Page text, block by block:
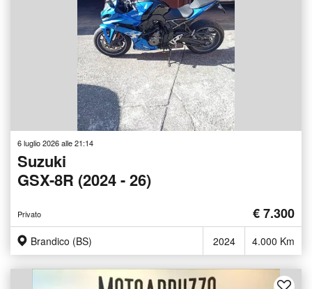
6 luglio 2026 alle 21:14
Suzuki
GSX-8R (2024 - 26)
Privato € 7.300
Brandico (BS) 2024 4.000 Km